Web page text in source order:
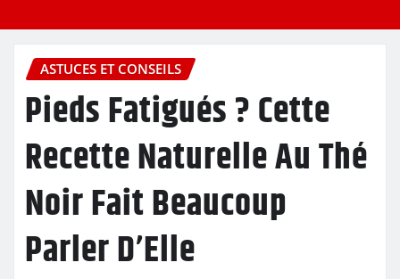
ASTUCES ET CONSEILS
Pieds Fatigués ? Cette
Recette Naturelle Au Thé
Noir Fait Beaucoup
Parler D’Elle